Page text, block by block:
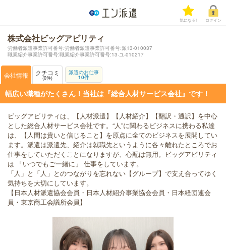
気になる! ログイン
株式会社ビッグアビリティ
労働者派遣事業許可番号:労働者派遣事業許可番号:派13-010037
職業紹介事業許可番号:職業紹介事業許可番号:13-ユ-010217
会社情報 クチコミ
0件
派遣のお仕事
10件
幅広い職種がたくさん！当社は『総合人材サービス会社』です！
ビッグアビリティは、【人材派遣】【人材紹介】【翻訳・通訳】を中心
とした総合人材サービス会社です。“人”に関わるビジネスに携わる私達
は、【人間は貴いと信じること】を原点に全てのビジネスを展開してい
ます。派遣は派遣先、紹介は就職先というように各々離れたところでお
仕事をしていただくことになりますが、心配は無用。ビッグアビリティ
は 「いつでもご一緒に」 仕事をしています。
「人」と「人」とのつながりを忘れない【グループ】で支え合ってゆく
気持ちを大切にしています。
【日本人材派遣協会会員・日本人材紹介事業協会会員・日本経団連会
員・東京商工会議所会員】